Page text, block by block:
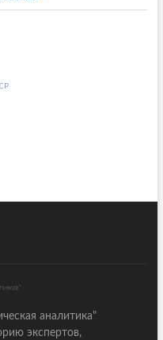
аналитика"
экспертов,